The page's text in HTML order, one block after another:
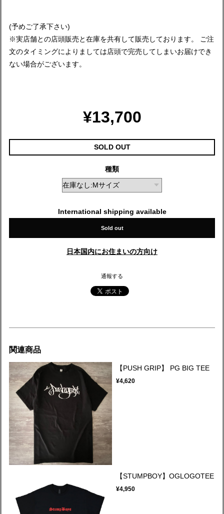
(予めご了承下さい)
※実店舗との店頭販売と在庫を共有して販売しております。 ご注
文のタイミングによりましては店頭で完売してしまいお届けでき
ない場合がございます。
¥13,700
SOLD OUT
種類
International shipping available
Sold out
日本国内にお住まいの方向け
通報する
関連商品
【PUSH GRIP】 PG BIG TEE
¥4,620
【STUMPBOY】OGLOGOTEE
¥4,950